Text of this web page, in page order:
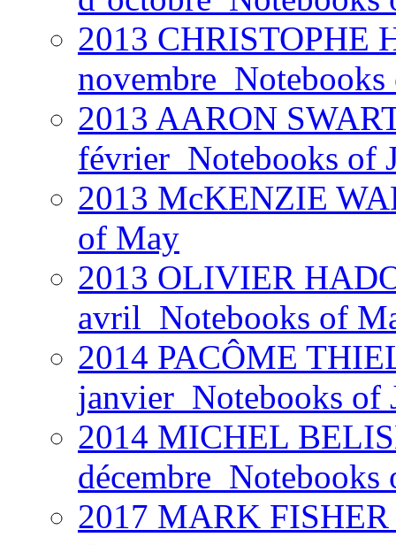
2013 CHRISTOPHE
2013 AARON
février_Notebooks of
2013 McKENZIE
of May
2013 OLIVIER
avril_Notebooks of
2014 PACÔME
janvier_Notebooks of
2014 MICHEL
décembre_Notebooks
2017 MARK FISHER